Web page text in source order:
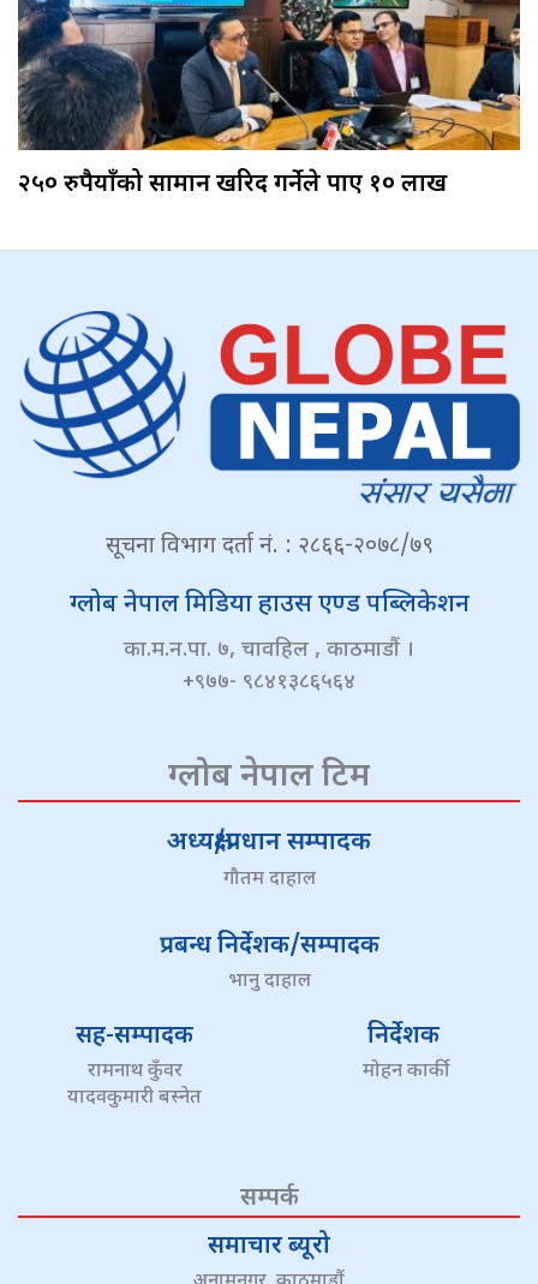
२५० रुपैयाँको सामान खरिद गर्नेले पाए १० लाख
सूचना विभाग दर्ता नं. : २८६६-२०७८/७९
ग्लोब नेपाल मिडिया हाउस एण्ड पब्लिकेशन
का.म.न.पा. ७, चावहिल , काठमाडौं ।
+९७७- ९८४१३८६५६४
ग्लोब नेपाल टिम
अध्यक्ष/प्रधान सम्पादक
गौतम दाहाल
प्रबन्ध निर्देशक/सम्पादक
भानु दाहाल
सह-सम्पादक
रामनाथ कुँवर
यादवकुमारी बस्नेत
निर्देशक
मोहन कार्की
सम्पर्क
समाचार ब्यूरो